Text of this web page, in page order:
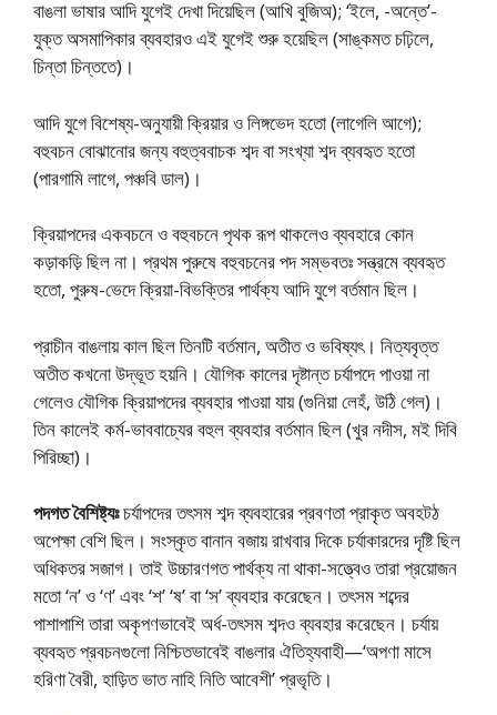
বাঙলা ভাষার আদি যুগেই দেখা দিয়েছিল (আখি বুজিঅ); ‘ইলে, -অন্তে’-
যুক্ত অসমাপিকার ব্যবহারও এই যুগেই শুরু হয়েছিল (সাঙ্কমত চঢ়িলে,
চিন্তা চিন্ততে)।
আদি যুগে বিশেষ্য-অনুযায়ী ক্রিয়ার ও লিঙ্গভেদ হতাে (লাগেলি আগে);
বহুবচন বােঝানাের জন্য বহুত্ববাচক শব্দ বা সংখ্যা শব্দ ব্যবহৃত হতাে
(পারগামি লাগে, পঞ্চবি ডাল)।
ক্রিয়াপদের একবচনে ও বহুবচনে পৃথক রূপ থাকলেও ব্যবহারে কোন
কড়াকড়ি ছিল না। প্রথম পুরুষে বহুবচনের পদ সম্ভবতঃ সন্ত্রমে ব্যবহৃত
হতাে, পুরুষ-ভেদে ক্রিয়া-বিভক্তির পার্থক্য আদি যুগে বর্তমান ছিল।
প্রাচীন বাঙলায় কাল ছিল তিনটি বর্তমান, অতীত ও ভবিষ্যৎ। নিত্যবৃত্ত
অতীত কখনাে উদ্ভূত হয়নি। যৌগিক কালের দৃষ্টান্ত চর্যাপদে পাওয়া না
গেলেও যৌগিক ক্রিয়াপদের ব্যবহার পাওয়া যায় (গুনিয়া লেহঁ, উঠি গেল)।
তিন কালেই কর্ম-ভাববাচ্যের বহুল ব্যবহার বর্তমান ছিল (খুর নদীস, মই দিবি
পিরিচ্ছা)।
পদগত বৈশিষ্ট্যঃচর্যাপদের তৎসম শব্দ ব্যবহারের প্রবণতা প্রাকৃত অবহটঠ
অপেক্ষা বেশি ছিল। সংস্কৃত বানান বজায় রাখবার দিকে চর্যাকারদের দৃষ্টি ছিল
অধিকতর সজাগ। তাই উচ্চারণগত পার্থক্য না থাকা-সত্ত্বেও তারা প্রয়ােজন
মতাে ‘ন’ ও ‘ণ’ এবং ‘শ’ ‘ষ’ বা ‘স’ ব্যবহার করেছেন। তৎসম শব্দের
পাশাপাশি তারা অকৃপণভাবেই অর্ধ-তৎসম শব্দও ব্যবহার করেছেন। চর্যায়
ব্যবহৃত প্রবচনগুলাে নিশ্চিতভাবেই বাঙলার ঐতিহ্যবাহী—‘অপণা মাসে
হরিণা বৈরী, হাড়িত ভাত নাহি নিতি আবেশী’ প্রভৃতি।